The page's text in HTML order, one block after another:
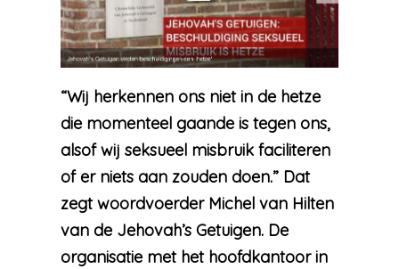
“Wij herkennen ons niet in de hetze
die momenteel gaande is tegen ons,
alsof wij seksueel misbruik faciliteren
of er niets aan zouden doen.” Dat
zegt woordvoerder Michel van Hilten
van de Jehovah’s Getuigen. De
organisatie met het hoofdkantoor in